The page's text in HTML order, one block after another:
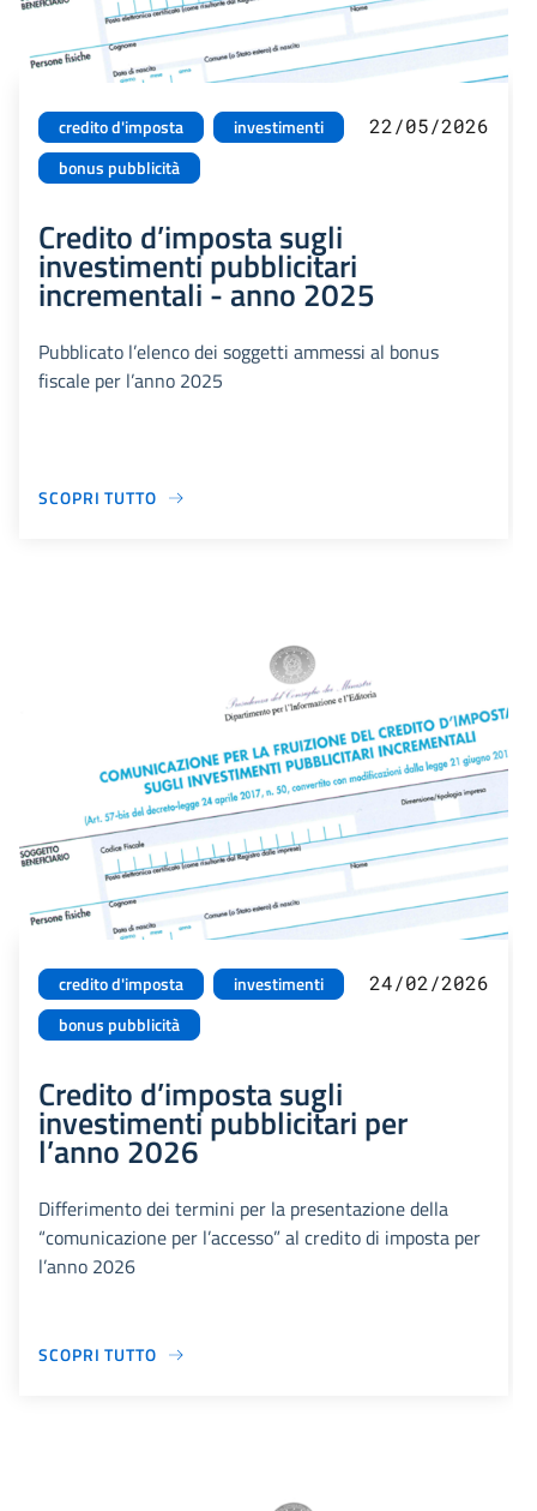
credito d'imposta
investimenti
bonus pubblicità
22/05/2026
Credito d’imposta sugli
investimenti pubblicitari
incrementali - anno 2025
Pubblicato l’elenco dei soggetti ammessi al bonus
fiscale per l’anno 2025
SCOPRI TUTTO
credito d'imposta
investimenti
bonus pubblicità
24/02/2026
Credito d’imposta sugli
investimenti pubblicitari per
l’anno 2026
Differimento dei termini per la presentazione della
“comunicazione per l’accesso” al credito di imposta per
l’anno 2026
SCOPRI TUTTO